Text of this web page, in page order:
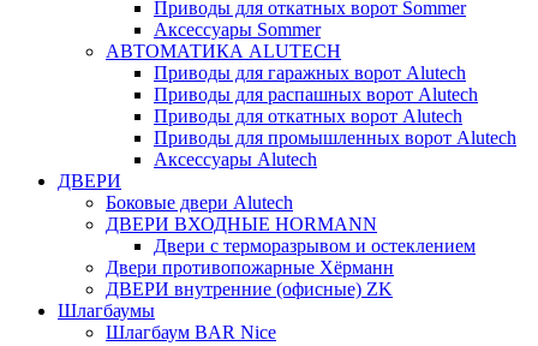
Приводы для откатных ворот Sommer
Аксессуары Sommer
АВТОМАТИКА ALUTECH
Приводы для гаражных ворот Alutech
Приводы для распашных ворот Alutech
Приводы для откатных ворот Alutech
Приводы для промышленных ворот Alutech
Аксессуары Alutech
ДВЕРИ
Боковые двери Alutech
ДВЕРИ ВХОДНЫЕ HORMANN
Двери с терморазрывом и остеклением
Двери противопожарные Хёрманн
ДВЕРИ внутренние (офисные) ZK
Шлагбаумы
Шлагбаум BAR Nice